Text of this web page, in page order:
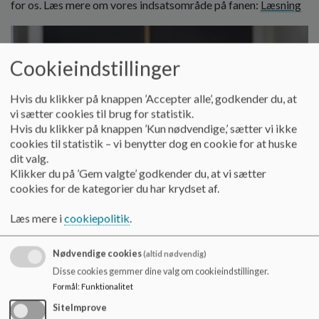
for os. Læs mere om vores indsatsområde på fanen: Læsning
Lejrskole:
På 9. årgang tager vi på lejrskole til Berlin, hvor fællesskab,
samvær og læring er i centrum. Turen giver eleverne mulighed
Cookieindstillinger
Hvis du klikker på knappen ’Accepter alle’, godkender du, at
vi sætter cookies til brug for statistik.
Hvis du klikker på knappen ’Kun nødvendige,’ sætter vi ikke
cookies til statistik – vi benytter dog en cookie for at huske
dit valg.
Klikker du på ’Gem valgte’ godkender du, at vi sætter
cookies for de kategorier du har krydset af.
Læs mere icookiepolitik.
Nødvendige cookies(altid nødvendig)
Disse cookies gemmer dine valg om cookieindstillinger.
Formål: Funktionalitet
SiteImprove